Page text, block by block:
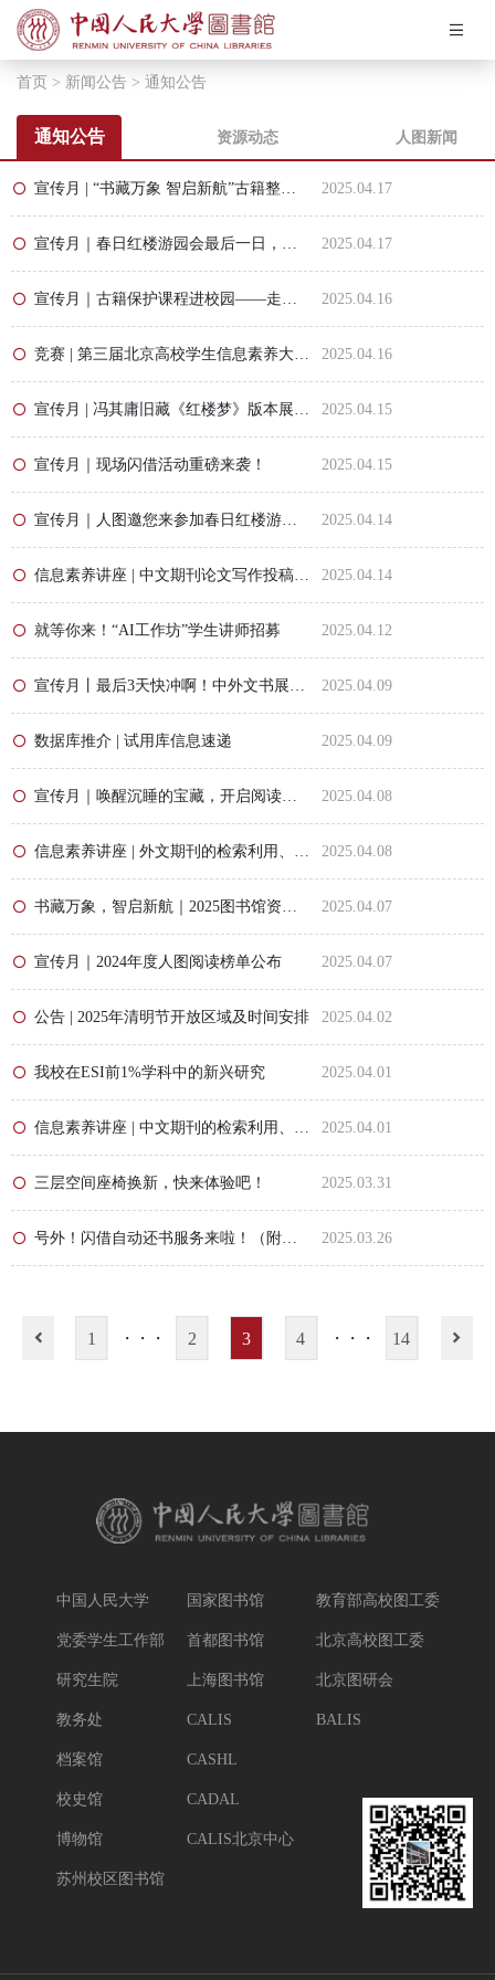
悦读人图
关于我们
开馆时间： 7：00~22：00
首页 > 新闻公告 > 通知公告
通知公告 资源动态 人图新闻
宣传月 | “书藏万象 智启新航”古籍整理、研究与开发利用学术研讨会开幕在即 2025.04.17
宣传月｜春日红楼游园会最后一日，快来参与吧！ 2025.04.17
宣传月｜古籍保护课程进校园——走进中国人民大学 2025.04.16
竞赛 | 第三届北京高校学生信息素养大赛开始报名啦！ 中国人民大学图书馆 2025年04月16日 11:57 北京 2025.04.16
宣传月 | 冯其庸旧藏《红楼梦》版本展今日开展 2025.04.15
宣传月｜现场闪借活动重磅来袭！ 2025.04.15
宣传月｜人图邀您来参加春日红楼游园会啦！ 2025.04.14
信息素养讲座 | 中文期刊论文写作投稿、开题前文献调研 2025.04.14
就等你来！“AI工作坊”学生讲师招募 2025.04.12
宣传月丨最后3天快冲啊！中外文书展waiting for you！ 2025.04.09
数据库推介 | 试用库信息速递 2025.04.09
宣传月｜唤醒沉睡的宝藏，开启阅读新奇遇！ 2025.04.08
信息素养讲座 | 外文期刊的检索利用、硕博学位论文的查询获取 2025.04.08
书藏万象，智启新航｜2025图书馆资源与服务宣传月正式开启 2025.04.07
宣传月｜2024年度人图阅读榜单公布 2025.04.07
公告 | 2025年清明节开放区域及时间安排 2025.04.02
我校在ESI前1%学科中的新兴研究 2025.04.01
信息素养讲座 | 中文期刊的检索利用、文献传递与馆际互借服务 2025.04.01
三层空间座椅换新，快来体验吧！ 2025.03.31
号外！闪借自动还书服务来啦！（附深情回顾） 2025.03.26
1 ・・・ 2 3 4 ・・・ 14
中国人民大学
党委学生工作部
研究生院
教务处
档案馆
校史馆
博物馆
苏州校区图书馆
国家图书馆
首都图书馆
上海图书馆
CALIS
CASHL
CADAL
CALIS北京中心
教育部高校图工委
北京高校图工委
北京图研会
BALIS